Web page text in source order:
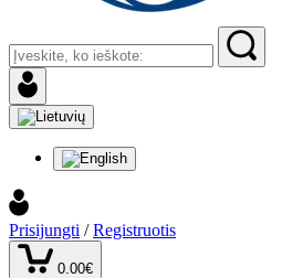
Prisijungti / Registruotis
0.00€